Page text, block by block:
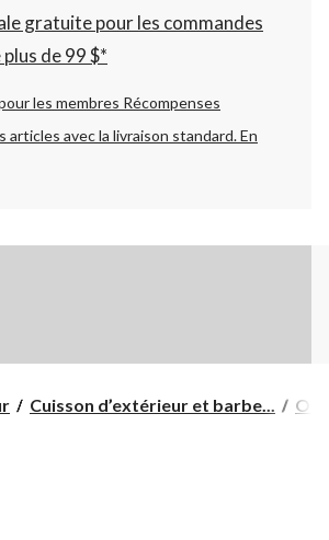
gratuite pour les commandes
de 99 $*
les membres Récompenses
articles avec la livraison standard.En
Cuisson d’extérieur et barbe...